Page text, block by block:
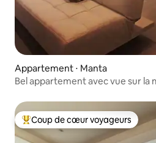
Appartement ⋅ Manta
Bel appartement avec vue sur la
Coups de cœur voyageurs les
Coup de cœur voyageurs